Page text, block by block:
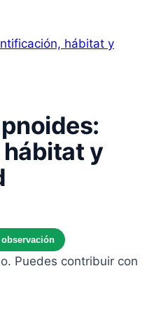
y
Puedes contribuir con